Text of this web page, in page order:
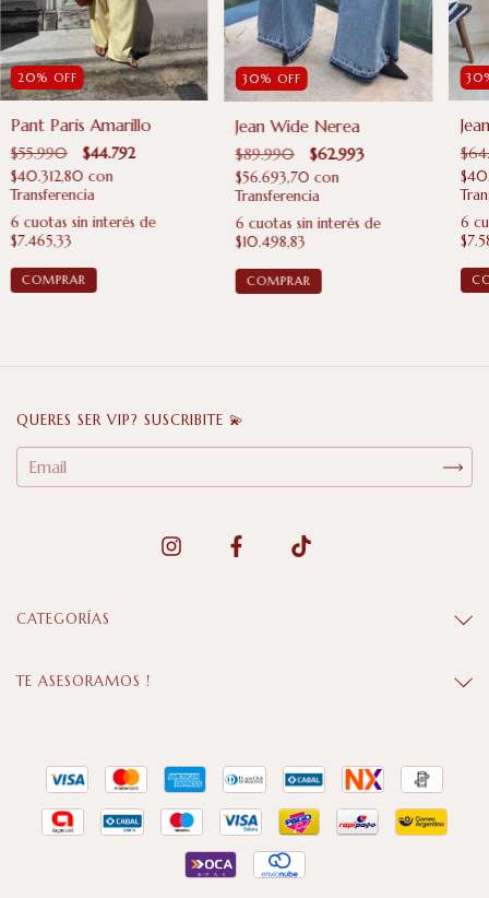
20% OFF
Pant Paris Amarillo
$55.990 $44.792
$40.312,80 con
Transferencia
6 cuotas sin interés de
$7.465,33
COMPRAR
30% OFF
Jean Wide Nerea
$89.990 $62.993
$56.693,70 con
Transferencia
6 cuotas sin interés de
$10.498,83
COMPRAR
30
6
QUERES SER VIP? SUSCRIBITE 💫
CATEGORÍAS
TE ASESORAMOS !